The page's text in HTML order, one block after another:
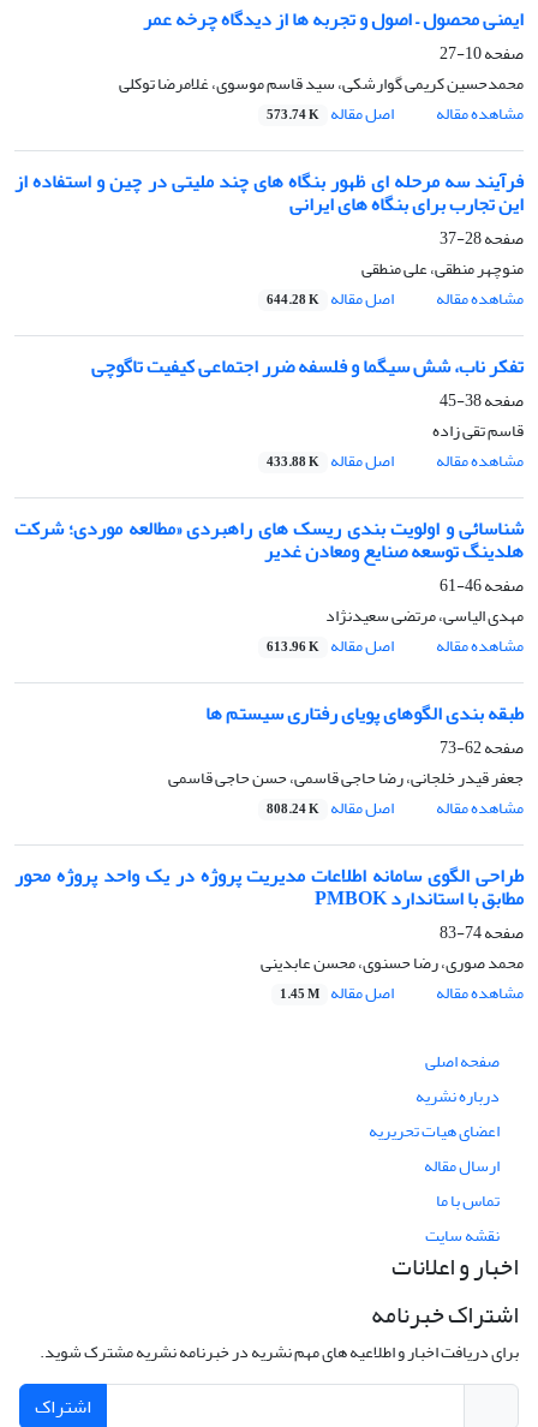
ایمنی محصول – اصول و تجربه ها از دیدگاه چرخه عمر
صفحه10-27
محمدحسین کریمی گوارشکی، سید قاسم موسوی، غلامرضا توکلی
مشاهده مقاله
اصل مقاله 573.74 K
فرآیند سه مرحله ای ظهور بنگاه های چند ملیتی در چین و استفاده از
این تجارب برای بنگاه های ایرانی
صفحه28-37
منوچهر منطقی، علی منطقی
مشاهده مقاله
اصل مقاله 644.28 K
تفکر ناب، شش سیگما و فلسفه ضرر اجتماعی کیفیت تاگوچی
صفحه38-45
قاسم تقی زاده
مشاهده مقاله
اصل مقاله 433.88 K
شناسائی و اولویت بندی ریسک های راهبردی «مطالعه موردی؛ شرکت
هلدینگ توسعه صنایع ومعادن غدیر
صفحه46-61
مهدی الیاسی، مرتضی سعیدنژاد
مشاهده مقاله
اصل مقاله 613.96 K
طبقه بندی الگوهای پویای رفتاری سیستم ها
صفحه62-73
جعفر قیدر خلجانی، رضا حاجی قاسمی، حسن حاجی قاسمی
مشاهده مقاله
اصل مقاله 808.24 K
طراحی الگوی سامانه اطلاعات مدیریت پروژه در یک واحد پروژه محور
مطابق با استاندارد PMBOK
صفحه74-83
محمد صوری، رضا حسنوی، محسن عابدینی
مشاهده مقاله
اصل مقاله 1.45 M
صفحه اصلی
درباره نشریه
اعضای هیات تحریریه
ارسال مقاله
تماس با ما
نقشه سایت
اخبار و اعلانات
اشتراک خبرنامه
برای دریافت اخبار و اطلاعیه های مهم نشریه در خبرنامه نشریه مشترک شوید.
اشتراک